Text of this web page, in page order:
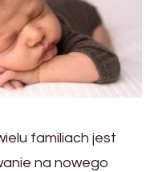
familiach jest
na nowego